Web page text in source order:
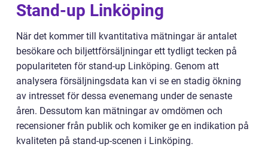
Stand-up Linköping
När det kommer till kvantitativa mätningar är antalet
besökare och biljettförsäljningar ett tydligt tecken på
populariteten för stand-up Linköping. Genom att
analysera försäljningsdata kan vi se en stadig ökning
av intresset för dessa evenemang under de senaste
åren. Dessutom kan mätningar av omdömen och
recensioner från publik och komiker ge en indikation på
kvaliteten på stand-up-scenen i Linköping.